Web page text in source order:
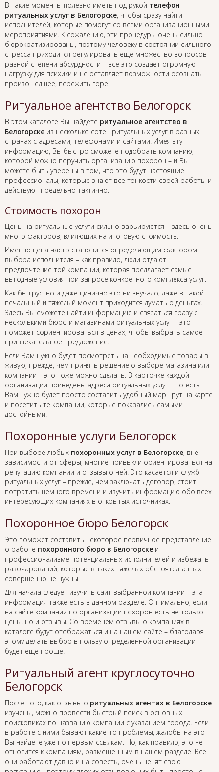
В такие моменты полезно иметь под рукой телефон
ритуальных услуг в Белогорске, чтобы сразу найти
исполнителей, которые помогут со всеми организационными
мероприятиями. К сожалению, эти процедуры очень сильно
бюрократизированы, поэтому человеку в состоянии сильного
стресса приходится регулировать еще множество вопросов
разной степени абсурдности – все это создает огромную
нагрузку для психики и не оставляет возможности осознать
произошедшее, пережить горе.
Ритуальное агентство Белогорск
В этом каталоге Вы найдете ритуальное агентство в
Белогорске из несколько сотен ритуальных услуг в разных
странах с адресами, телефонами и сайтами. Имея эту
информацию, Вы быстро сможете подобрать компанию,
которой можно поручить организацию похорон – и Вы
можете быть уверены в том, что это будут настоящие
профессионалы, которые знают все тонкости своей работы и
действуют предельно тактично.
Стоимость похорон
Цены на ритуальные услуги сильно варьируются – здесь очень
много факторов, влияющих на итоговую стоимость.
Именно цена часто становится определяющим фактором
выбора исполнителя – как правило, люди отдают
предпочтение той компании, которая предлагает самые
выгодные условия при запросе конкретного комплекса услуг.
Как бы грустно и даже цинично это ни звучало, даже в такой
печальный и тяжелый момент приходится думать о деньгах.
Здесь Вы сможете найти информацию и связаться сразу с
несколькими бюро и магазинами ритуальных услуг – это
поможет сориентироваться в ценах, чтобы выбрать самое
привлекательное предложение.
Если Вам нужно будет посмотреть на необходимые товары в
живую, прежде, чем принять решение о выборе магазина или
компании – это тоже можно сделать. В карточке каждой
организации приведены адреса ритуальных услуг – то есть
Вам нужно будет просто составить удобный маршрут на карте
и посетить те компании, которые показались самыми
достойными.
Похоронные услуги Белогорск
При выборе любых похоронных услуг в Белогорске, вне
зависимости от сферы, многие привыкли ориентироваться на
репутацию компании и отзывы о ней. Это касается и служб
ритуальных услуг – прежде, чем заключать договор, стоит
потратить немного времени и изучить информацию обо всех
интересующих компаниях в открытых источниках.
Похоронное бюро Белогорск
Это поможет составить некоторое первичное представление
о работе похоронного бюро в Белогорске и
профессионализме потенциальных исполнителей и избежать
разочарований, которые в таких тяжелых обстоятельствах
совершенно не нужны.
Для начала следует изучить сайт выбранной компании – эта
информация также есть в данном разделе. Оптимально, если
на сайте компании по организации похорон есть не только
цены, но и отзывы. Со временем отзывы о компаниях в
каталоге будут отображаться и на нашем сайте – благодаря
этому делать выбор в пользу определенной организации
будет еще проще.
Ритуальный агент круглосуточно
Белогорск
После того, как отзывы о ритуальных агентах в Белогорске
изучены, можно провести быстрый поиск в основных
поисковиках по названию компании с указанием города. Если
в работе с ними бывают какие-то проблемы, жалобы на это
Вы найдете уже по первым ссылкам. Но, как правило, это не
относится к компаниям, размещенным в нашем разделе. Все
они работают давно и на совесть, очень ценят свою